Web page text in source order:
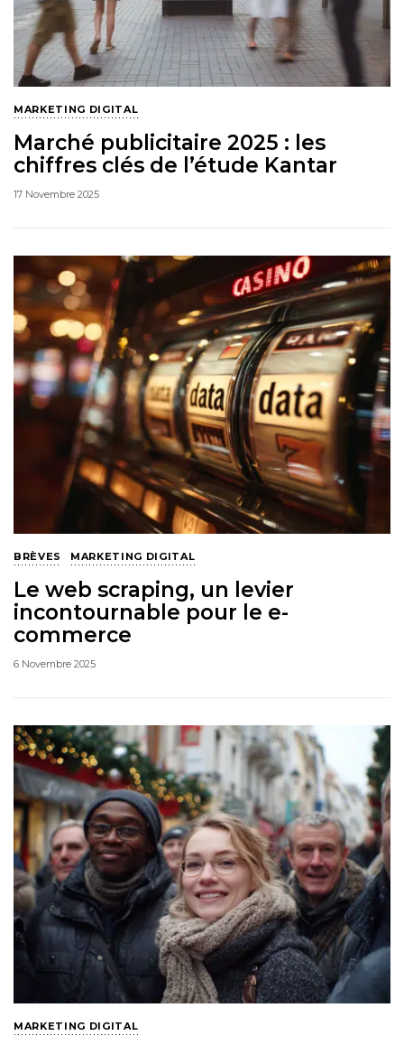
MARKETING DIGITAL
Marché publicitaire 2025 : les
chiffres clés de l’étude Kantar
17 Novembre 2025
BRÈVES MARKETING DIGITAL
Le web scraping, un levier
incontournable pour le e-
commerce
6 Novembre 2025
MARKETING DIGITAL